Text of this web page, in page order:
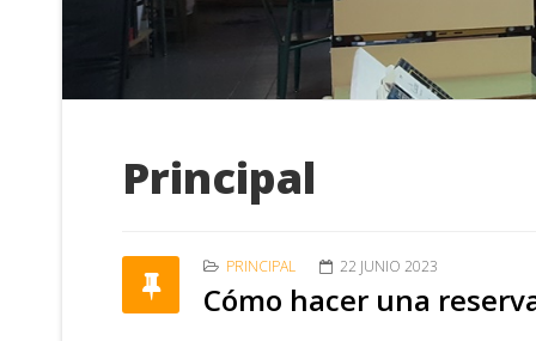
Principal
PRINCIPAL 22 JUNIO 2023
Cómo hacer una